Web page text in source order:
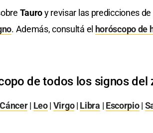
Tauroy revisar las predicciones
. Además, consultá el horóscopo de
de todos los signos del
Cáncer| Leo| Virgo| Libra | Escorpio|